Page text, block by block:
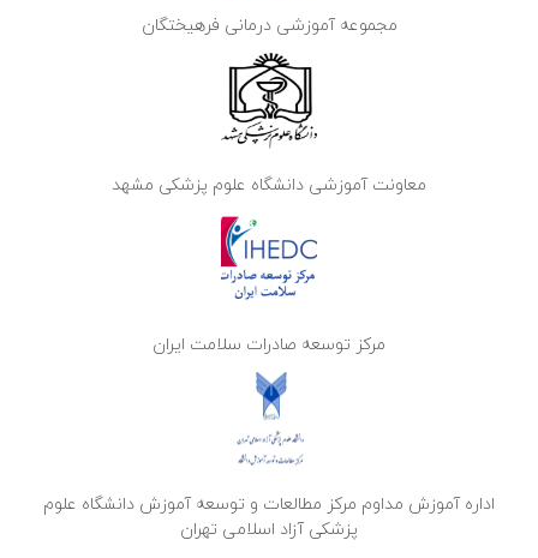
مجموعه آموزشی درمانی فرهیختگان
معاونت آموزشی دانشگاه علوم پزشکی مشهد
مرکز توسعه صادرات سلامت ایران
اداره آموزش مداوم مرکز مطالعات و توسعه آموزش دانشگاه علوم
پزشکی آزاد اسلامی تهران